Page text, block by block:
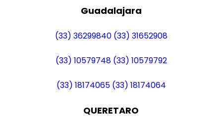
Guadalajara
(33) 36299840 (33) 31652908
(33) 10579748 (33) 10579792
(33) 18174065 (33) 18174064
QUERETARO